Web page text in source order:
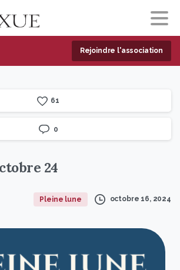
Rejoindre l'association
61
0
24
Pleine lune octobre 16, 2024